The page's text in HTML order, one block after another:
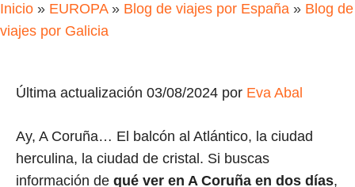
Inicio » EUROPA» Blog de viajes por España » Blog de
viajes por Galicia
Última actualización 03/08/2024 por Eva Abal
Ay, A Coruña… El balcón al Atlántico, la ciudad
herculina, la ciudad de cristal. Si buscas
información de qué ver en A Coruña en dos días,